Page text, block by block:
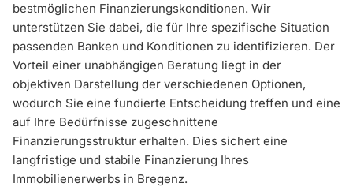
bestmöglichen Finanzierungskonditionen. Wir
unterstützen Sie dabei, die für Ihre spezifische Situation
passenden Banken und Konditionen zu identifizieren. Der
Vorteil einer unabhängigen Beratung liegt in der
objektiven Darstellung der verschiedenen Optionen,
wodurch Sie eine fundierte Entscheidung treffen und eine
auf Ihre Bedürfnisse zugeschnittene
Finanzierungsstruktur erhalten. Dies sichert eine
langfristige und stabile Finanzierung Ihres
Immobilienerwerbs in Bregenz.